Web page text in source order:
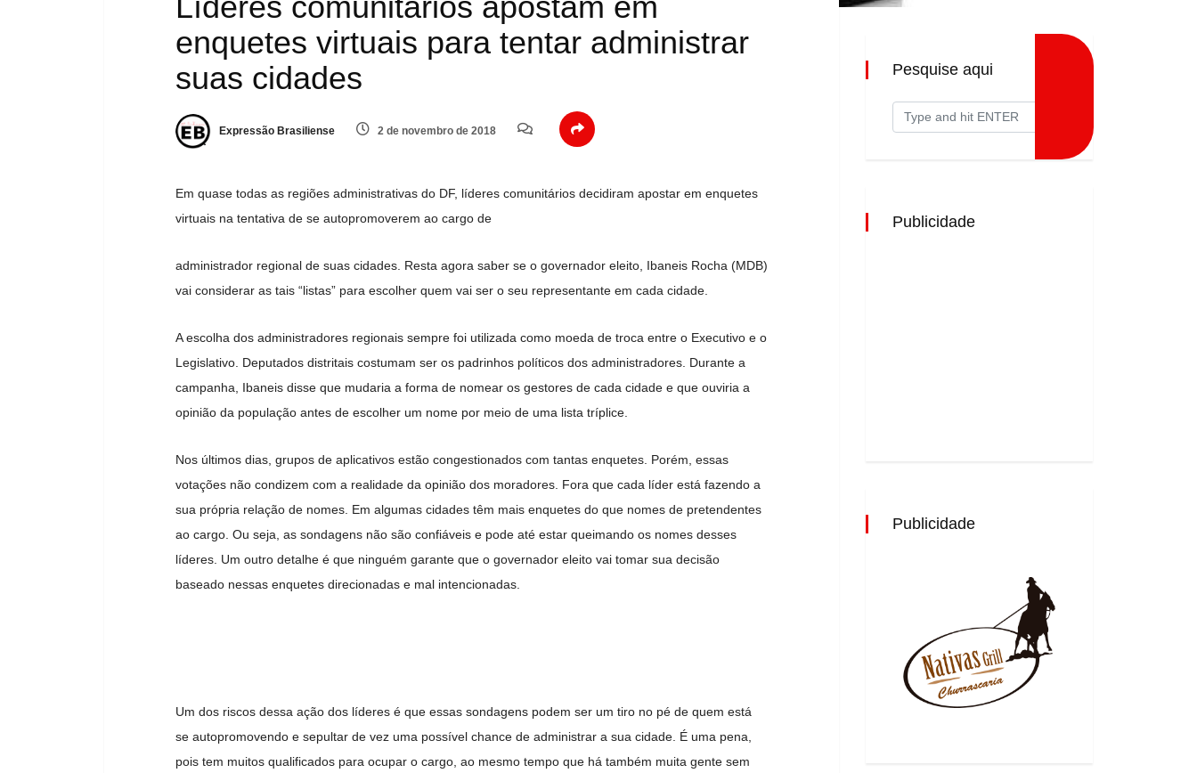
enquetes virtuais para tentar administrar
suas cidades
Expressão Brasiliense 2 de novembro de 2018
Em quase todas as regiões administrativas do DF, líderes comunitários decidiram apostar em enquetes
virtuais na tentativa de se autopromoverem ao cargo de
administrador regional de suas cidades. Resta agora saber se o governador eleito, Ibaneis Rocha (MDB)
vai considerar as tais “listas” para escolher quem vai ser o seu representante em cada cidade.
A escolha dos administradores regionais sempre foi utilizada como moeda de troca entre o Executivo e o
Legislativo. Deputados distritais costumam ser os padrinhos políticos dos administradores. Durante a
campanha, Ibaneis disse que mudaria a forma de nomear os gestores de cada cidade e que ouviria a
opinião da população antes de escolher um nome por meio de uma lista tríplice.
Nos últimos dias, grupos de aplicativos estão congestionados com tantas enquetes. Porém, essas
votações não condizem com a realidade da opinião dos moradores. Fora que cada líder está fazendo a
sua própria relação de nomes. Em algumas cidades têm mais enquetes do que nomes de pretendentes
ao cargo. Ou seja, as sondagens não são confiáveis e pode até estar queimando os nomes desses
líderes. Um outro detalhe é que ninguém garante que o governador eleito vai tomar sua decisão
baseado nessas enquetes direcionadas e mal intencionadas.
Um dos riscos dessa ação dos líderes é que essas sondagens podem ser um tiro no pé de quem está
se autopromovendo e sepultar de vez uma possível chance de administrar a sua cidade. É uma pena,
pois tem muitos qualificados para ocupar o cargo, ao mesmo tempo que há também muita gente sem
Pesquise aqui
Publicidade
Publicidade